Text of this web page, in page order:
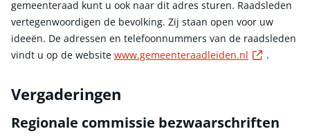
gemeenteraad kunt u ook naar dit adres sturen. Raadsleden
vertegenwoordigen de bevolking. Zij staan open voor uw
ideeën. De adressen en telefoonnummers van de raadsleden
vindt u op de website www.gemeenteraadleiden.nl Externe
.
Vergaderingen
Regionale commissie bezwaarschriften